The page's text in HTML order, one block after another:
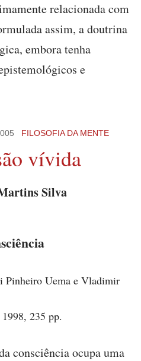
relacionada com
assim, a doutrina
embora tenha
e
FILOSOFIA DA MENTE
vívida
Silva
Pinheiro Uema e Vladimir
235 pp.
consciência ocupa uma